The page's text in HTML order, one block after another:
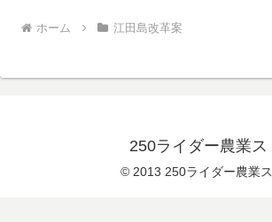
ホーム 江田島改革案
250ライダー農業ス
© 2013 250ライダー農業ス.